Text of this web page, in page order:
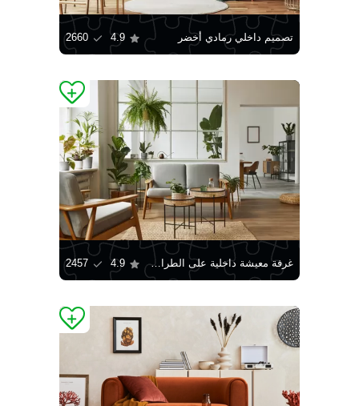
تصميم داخلي رمادي أخضر 4.9
2660
غرفة معيشة داخلية على الطراز الاسكندنافي 4.9
2457